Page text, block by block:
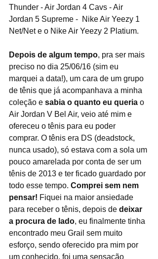
Thunder - Air Jordan 4 Cavs - Air
Jordan 5 Supreme -  Nike Air Yeezy 1
Net/Net e o Nike Air Yeezy 2 Platium.
Depois de algum tempo, pra ser mais
preciso no dia 25/06/16 (sim eu
marquei a data!), um cara de um grupo
de tênis que já acompanhava a minha
coleção e sabia o quanto eu queria o
Air Jordan V Bel Air, veio até mim e
ofereceu o tênis para eu poder
comprar. O tênis era DS (deadstock,
nunca usado), só estava com a sola um
pouco amarelada por conta de ser um
tênis de 2013 e ter ficado guardado por
todo esse tempo. Comprei sem nem
pensar! Fiquei na maior ansiedade
para receber o tênis, depois de deixar
a procura de lado, eu finalmente tinha
encontrado meu Grail sem muito
esforço, sendo oferecido pra mim por
um conhecido, foi uma sensação